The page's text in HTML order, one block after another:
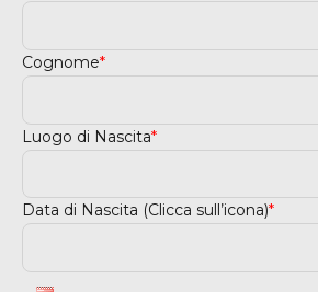
Cognome*
Luogo di Nascita*
Data di Nascita (Clicca sull’icona)*